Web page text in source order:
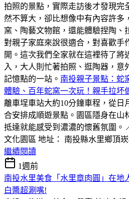
拍照的景點，實際走訪後才發現完
然不算大，卻比想像中有內容許多
窯、陶藝文物館，還能體驗捏陶、
對親子家庭來說很適合，對喜歡手
開。這次我們全家就在這裡待了將
入，大人則忙著拍照、逛陶器，意
記憶點的一站。 南投親子景點：蛇
體驗、百年蛇窯一次玩！親手拉坏
離車埕車站大約10分鐘車程，從日
合安排成順遊景點。園區隱身在山
抵達就能感受到濃濃的懷舊氛圍。
文化園區 地址： 南投縣水里鄉頂
繼續閱讀
1週前
南投水里美食「水里章肉圓」在地
白醬超涮嘴!